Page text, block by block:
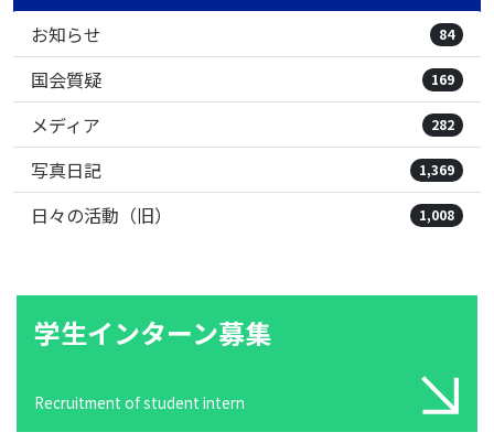
お知らせ
84
国会質疑 169
メディア 282
写真日記 1,369
日々の活動（旧） 1,008
学生インターン募集
Recruitment of student intern